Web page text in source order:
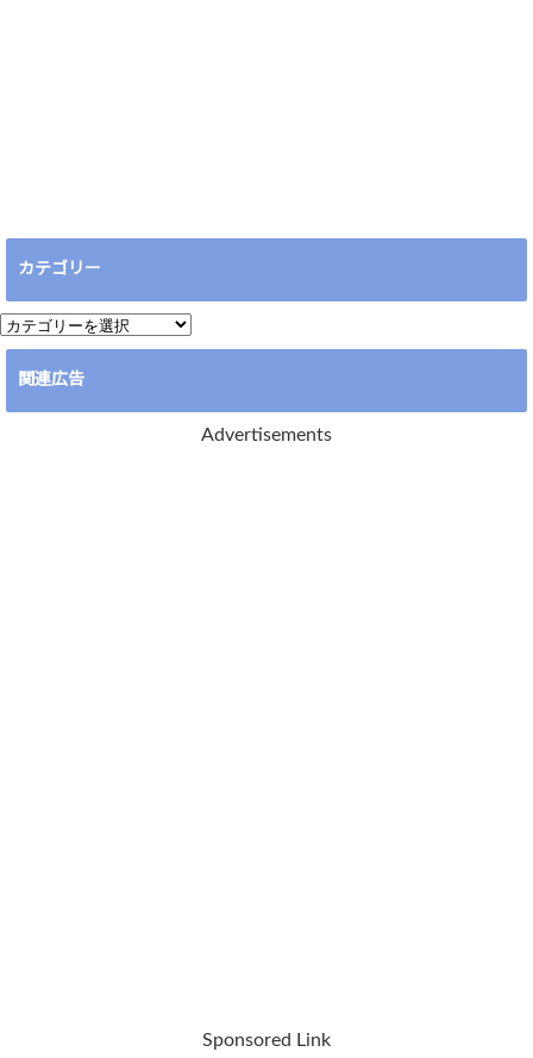
カテゴリー
カ
テ
リ
関連広告
Advertisements
Sponsored Link